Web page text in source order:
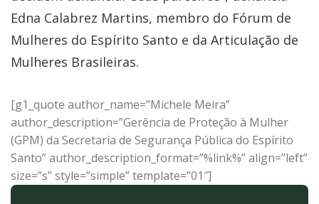
Edna Calabrez Martins, membro do Fórum de
Mulheres do Espírito Santo e da Articulação de
Mulheres Brasileiras.
[g1_quote author_name=”Michele Meira”
author_description=”Gerência de Proteção à Mulher
(GPM) da Secretaria de Segurança Pública do Espírito
Santo” author_description_format=”%link%” align=”left”
size=”s” style=”simple” template=”01″]